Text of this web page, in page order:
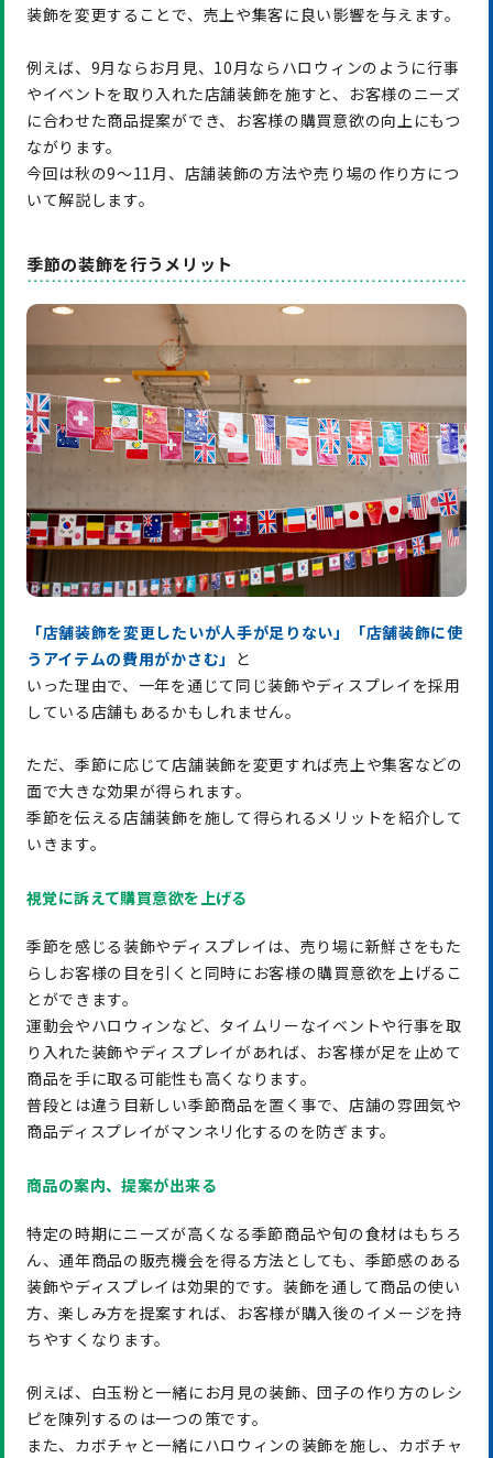
装飾を変更することで、売上や集客に良い影響を与えます。
例えば、9月ならお月見、10月ならハロウィンのように行事
やイベントを取り入れた店舗装飾を施すと、お客様のニーズ
に合わせた商品提案ができ、お客様の購買意欲の向上にもつ
ながります。
今回は秋の9～11月、店舗装飾の方法や売り場の作り方につ
いて解説します。
季節の装飾を行うメリット
「店舗装飾を変更したいが人手が足りない」「店舗装飾に使
うアイテムの費用がかさむ」 と
いった理由で、一年を通じて同じ装飾やディスプレイを採用
している店舗もあるかもしれません。
ただ、季節に応じて店舗装飾を変更すれば売上や集客などの
面で大きな効果が得られます。
季節を伝える店舗装飾を施して得られるメリットを紹介して
いきます。
視覚に訴えて購買意欲を上げる
季節を感じる装飾やディスプレイは、売り場に新鮮さをもた
らしお客様の目を引くと同時にお客様の購買意欲を上げるこ
とができます。
運動会やハロウィンなど、タイムリーなイベントや行事を取
り入れた装飾やディスプレイがあれば、お客様が足を止めて
商品を手に取る可能性も高くなります。
普段とは違う目新しい季節商品を置く事で、店舗の雰囲気や
商品ディスプレイがマンネリ化するのを防ぎます。
商品の案内、提案が出来る
特定の時期にニーズが高くなる季節商品や旬の食材はもちろ
ん、通年商品の販売機会を得る方法としても、季節感のある
装飾やディスプレイは効果的です。装飾を通して商品の使い
方、楽しみ方を提案すれば、お客様が購入後のイメージを持
ちやすくなります。
例えば、白玉粉と一緒にお月見の装飾、団子の作り方のレシ
ピを陳列するのは一つの策です。
また、カボチャと一緒にハロウィンの装飾を施し、カボチャ